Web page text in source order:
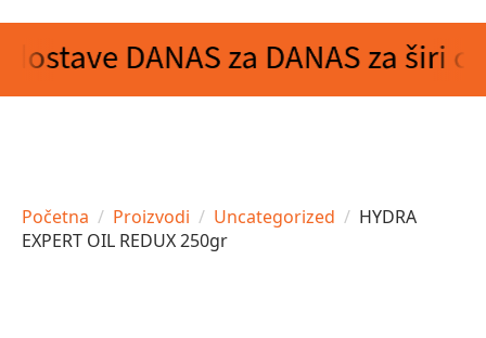
Početna Proizvodi Uncategorized
HYDRA
EXPERT OIL REDUX 250gr